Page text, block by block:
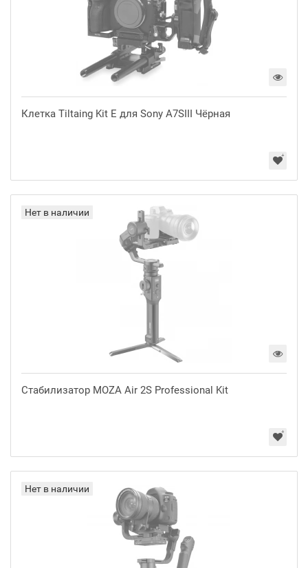
Клетка Tiltaing Kit E для Sony A7SIII Чёрная
Нет в наличии
Стабилизатор MOZA Air 2S Professional Kit
Нет в наличии